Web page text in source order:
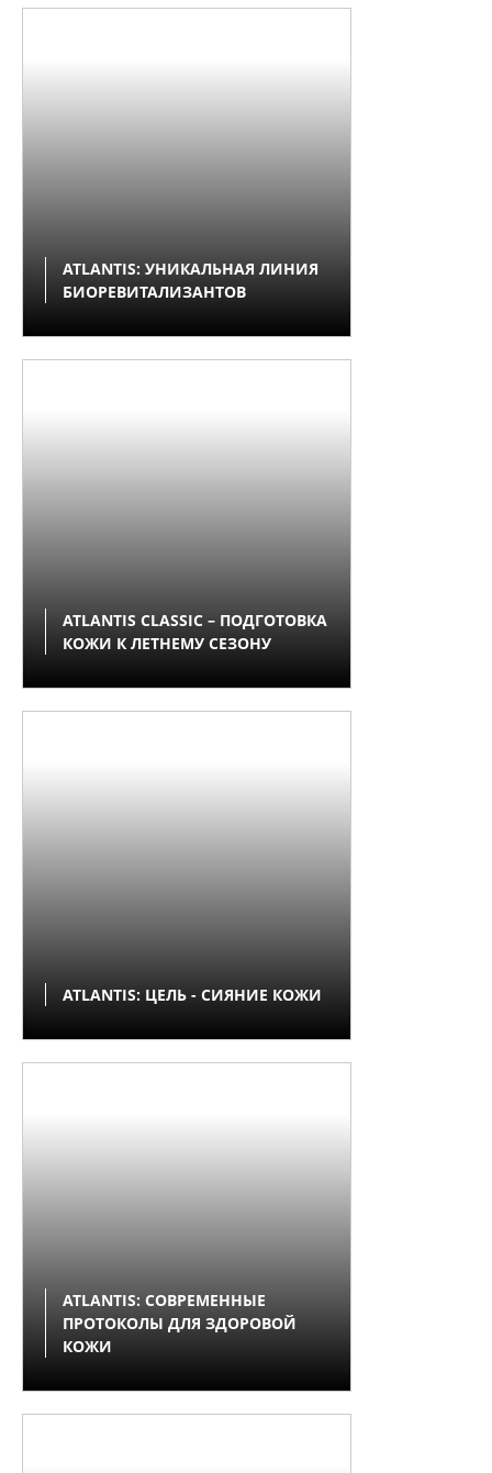
ATLANTIS: УНИКАЛЬНАЯ ЛИНИЯ
БИОРЕВИТАЛИЗАНТОВ
ATLANTIS CLASSIC – ПОДГОТОВКА
КОЖИ К ЛЕТНЕМУ СЕЗОНУ
ATLANTIS: ЦЕЛЬ - СИЯНИЕ КОЖИ
ATLANTIS: СОВРЕМЕННЫЕ
ПРОТОКОЛЫ ДЛЯ ЗДОРОВОЙ
КОЖИ